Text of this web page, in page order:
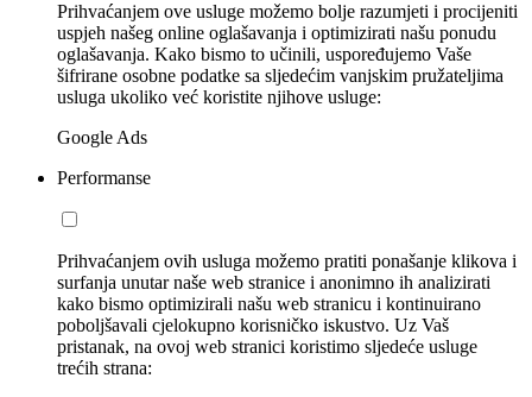
Prihvaćanjem ove usluge možemo bolje razumjeti i procijeniti
uspjeh našeg online oglašavanja i optimizirati našu ponudu
oglašavanja. Kako bismo to učinili, uspoređujemo Vaše
šifrirane osobne podatke sa sljedećim vanjskim pružateljima
usluga ukoliko već koristite njihove usluge:
Google Ads
Performanse
Prihvaćanjem ovih usluga možemo pratiti ponašanje klikova i
surfanja unutar naše web stranice i anonimno ih analizirati
kako bismo optimizirali našu web stranicu i kontinuirano
poboljšavali cjelokupno korisničko iskustvo. Uz Vaš
pristanak, na ovoj web stranici koristimo sljedeće usluge
trećih strana: